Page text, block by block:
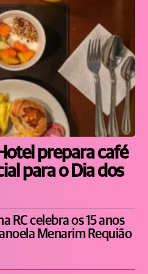
prepara café
para o Dia dos
RC celebra os 15 anos
Menarim Requião